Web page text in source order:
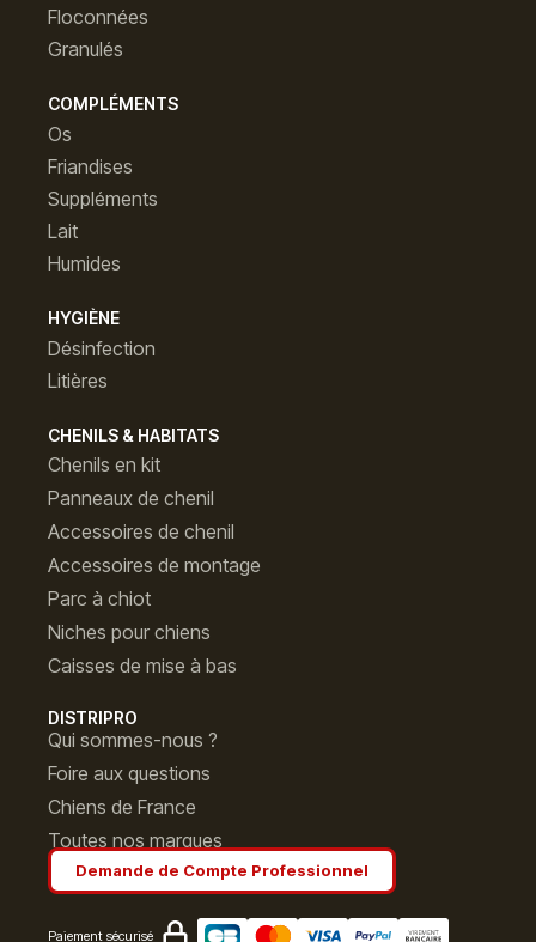
Floconnées
Granulés
COMPLÉMENTS
Os
Friandises
Suppléments
Lait
Humides
HYGIÈNE
Désinfection
Litières
CHENILS & HABITATS
Chenils en kit
Panneaux de chenil
Accessoires de chenil
Accessoires de montage
Parc à chiot
Niches pour chiens
Caisses de mise à bas
DISTRIPRO
Qui sommes-nous ?
Foire aux questions
Chiens de France
Toutes nos marques
Demande de Compte Professionnel
Paiement sécurisé